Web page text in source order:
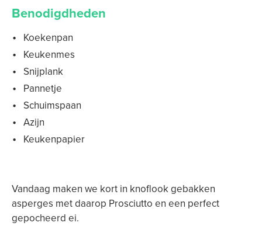
Benodigdheden
Koekenpan
Keukenmes
Snijplank
Pannetje
Schuimspaan
Azijn
Keukenpapier
Vandaag maken we kort in knoflook gebakken
asperges met daarop Prosciutto en een perfect
gepocheerd ei.